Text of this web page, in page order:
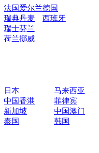
法国爱尔兰德国
瑞典丹麦
西班牙
瑞士芬兰
荷兰挪威
日本
马来西亚
中国香港
菲律宾
新加坡
中国澳门
泰国
韩国